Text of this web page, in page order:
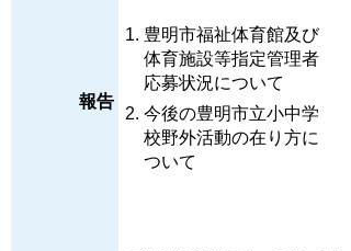
報告
豊明市福祉体育館及び
体育施設等指定管理者
応募状況について
今後の豊明市立小中学
校野外活動の在り方に
ついて